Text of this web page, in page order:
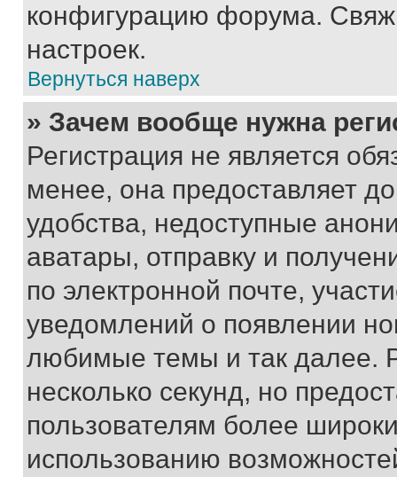
конфигурацию форума.
настроек.
Вернуться наверх
» Зачем вообще нужна
Регистрация не является
менее, она предоставляет
удобства, недоступные
аватары, отправку и
по электронной почте,
уведомлений о появлении
любимые темы и так далее.
несколько секунд, но
пользователям более
использованию